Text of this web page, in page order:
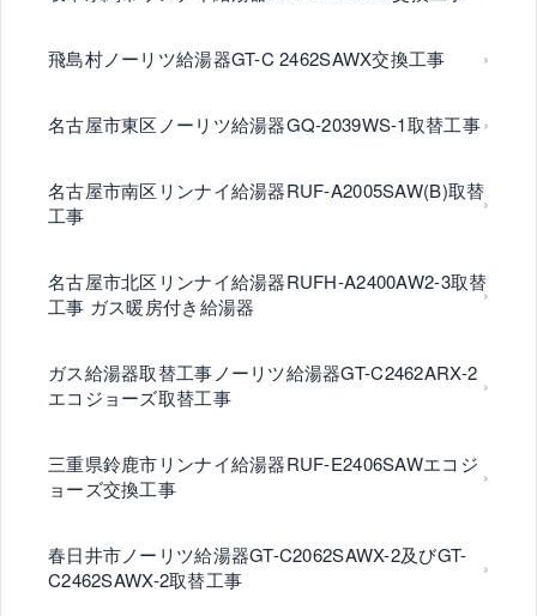
飛島村ノーリツ給湯器GT-C 2462SAWX交換工事
名古屋市東区ノーリツ給湯器GQ-2039WS-1取替工事
名古屋市南区リンナイ給湯器RUF-A2005SAW(B)取替
工事
名古屋市北区リンナイ給湯器RUFH-A2400AW2-3取替
工事 ガス暖房付き給湯器
ガス給湯器取替工事ノーリツ給湯器GT-C2462ARX-2
エコジョーズ取替工事
三重県鈴鹿市リンナイ給湯器RUF-E2406SAWエコジ
ョーズ交換工事
春日井市ノーリツ給湯器GT-C2062SAWX-2及びGT-
C2462SAWX-2取替工事